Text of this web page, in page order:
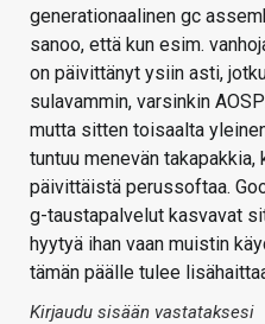
generationaalinen gc
sanoo, että kun esim.
on päivittänyt ysiin asti,
sulavammin, varsinkin
mutta sitten toisaalta
tuntuu menevän takapakkia,
päivittäistä perussoftaa.
g-taustapalvelut kasvavat
hyytyä ihan vaan muistin
tämän päälle tulee
Kirjaudu sisään vastataksesi